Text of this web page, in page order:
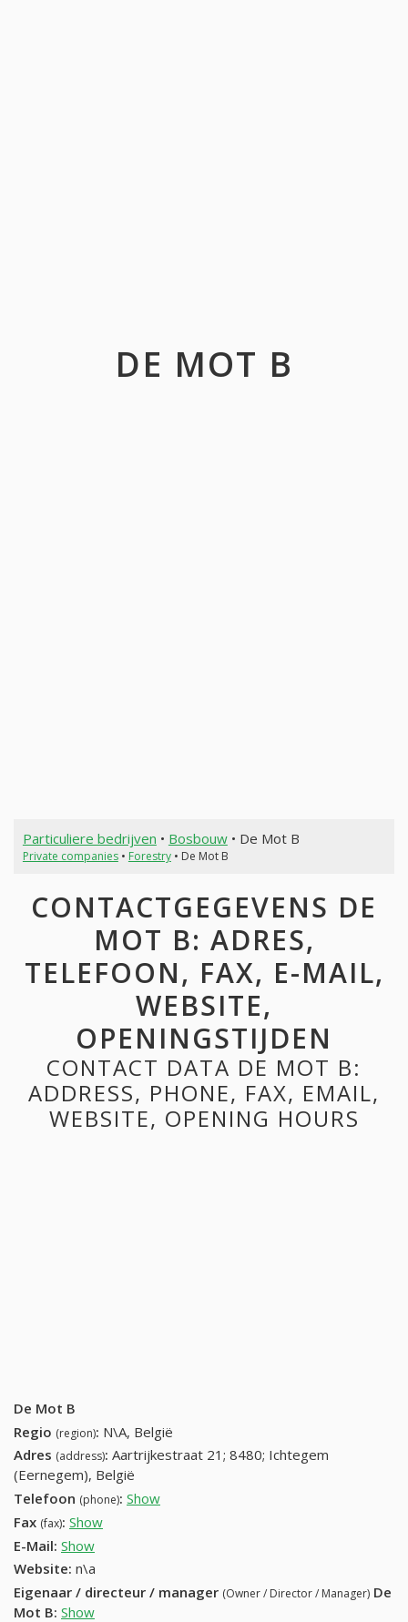
DE MOT B
Particuliere bedrijven • Bosbouw• De Mot B
Private companies• Forestry• De Mot B
CONTACTGEGEVENS DE
MOT B: ADRES,
TELEFOON, FAX, E-MAIL,
WEBSITE,
OPENINGSTIJDEN
CONTACT DATA DE MOT B:
ADDRESS, PHONE, FAX, EMAIL,
WEBSITE, OPENING HOURS
De Mot B
Regio (region): N\A, België
Adres (address): Aartrijkestraat 21; 8480; Ichtegem
(Eernegem), België
Telefoon (phone): Show
Fax (fax): Show
E-Mail: Show
Website: n\a
Eigenaar / directeur / manager (Owner / Director / Manager) De
Mot B: Show